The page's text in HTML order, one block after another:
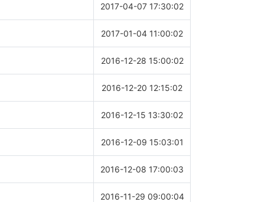
2017-04-07 17:30:02
2017-01-04 11:00:02
2016-12-28 15:00:02
2016-12-20 12:15:02
2016-12-15 13:30:02
2016-12-09 15:03:01
2016-12-08 17:00:03
2016-11-29 09:00:04